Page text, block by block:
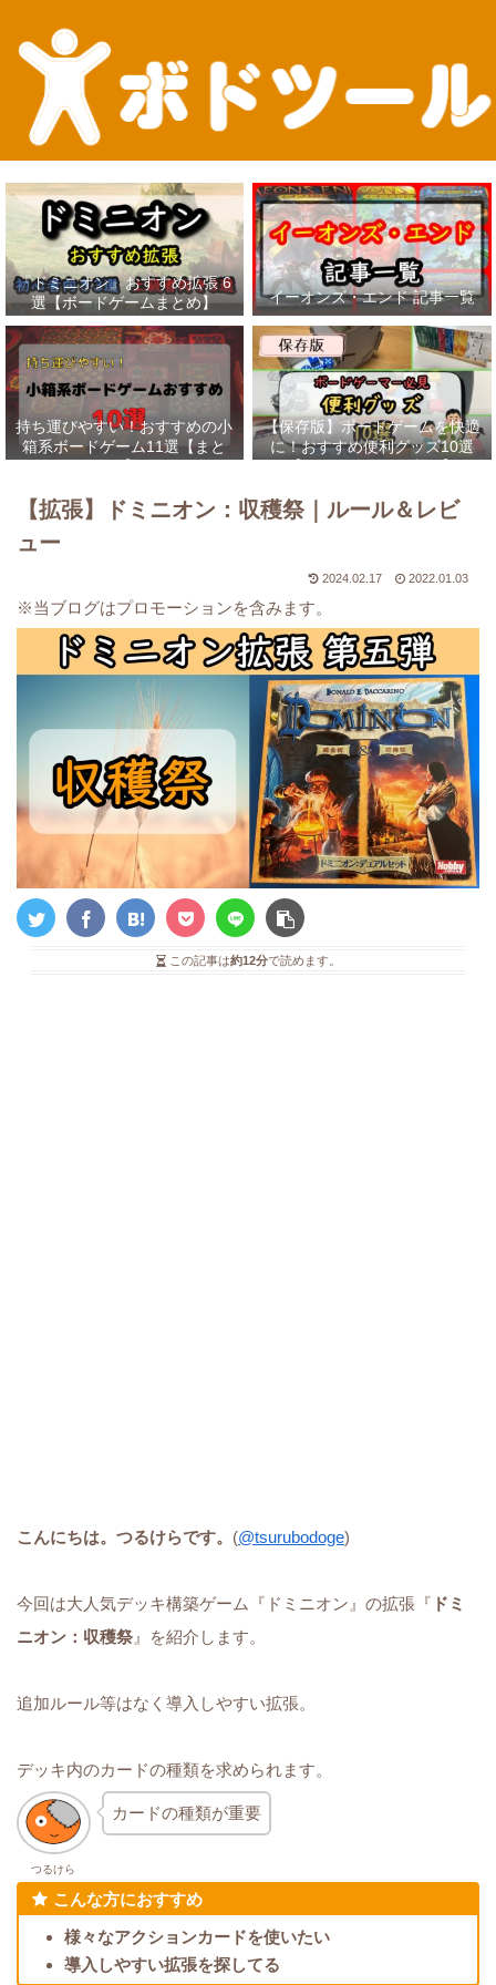
『ドミニオン』おすすめ拡張 6
選【ボードゲームまとめ】
イーオンズ・エンド 記事一覧
持ち運びやすい！おすすめの小
箱系ボードゲーム11選【まと
め】
【保存版】ボードゲームを快適
に！おすすめ便利グッズ10選
【ボードゲーマー必見】
【拡張】ドミニオン：収穫祭｜ルール＆レビ
ュー
2024.02.17 2022.01.03
※当ブログはプロモーションを含みます。
この記事は約12分で読めます。
こんにちは。つるけらです。 (@tsurubodoge)
今回は大人気デッキ構築ゲーム『ドミニオン』の拡張『 ドミ
ニオン：収穫祭 』を紹介します。
追加ルール等はなく導入しやすい拡張。
デッキ内のカードの種類を求められます。
つるけら
カードの種類が重要
こんな方におすすめ
様々なアクションカードを使いたい
導入しやすい拡張を探してる